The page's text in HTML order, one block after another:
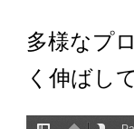
多様なプ
く伸ばし